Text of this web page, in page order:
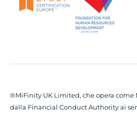
®MiFinity UK Limited, che opera come
dalla Financial Conduct Authority ai